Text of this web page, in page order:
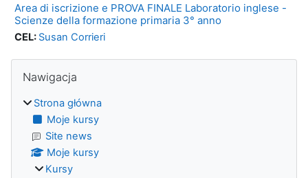
Area di iscrizione e PROVA FINALE Laboratorio inglese -
Scienze della formazione primaria 3° anno
CEL: Susan Corrieri
Bloki
Nawigacja
Strona główna
Moje kursy
Site news
Moje kursy
Kursy